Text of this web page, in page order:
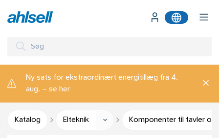
Ny sats for ekstraordinært energitillæg fra 4.
aug. – se her
Katalog Elteknik Komponenter til tavler og